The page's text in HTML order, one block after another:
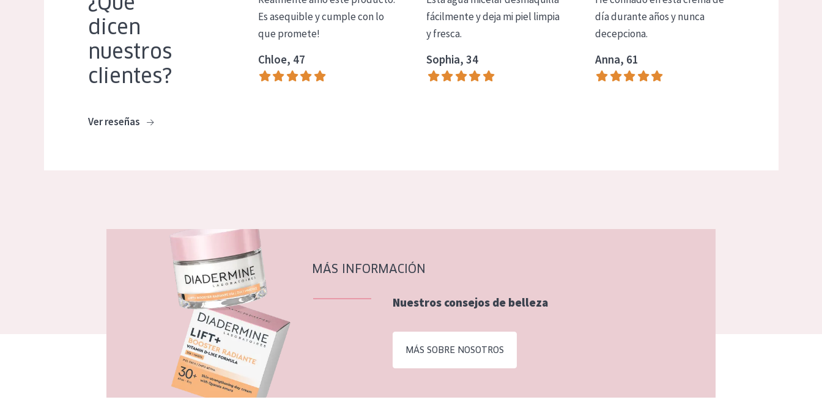
dicen
nuestros
clientes?
Ver reseñas
Es asequible y cumple con lo
que promete!
Chloe, 47
fácilmente y deja mi piel limpia
y fresca.
Sophia, 34
día durante años y nunca
decepciona.
Anna, 61
MÁS INFORMACIÓN
Nuestros consejos de belleza
MÁS SOBRE NOSOTROS